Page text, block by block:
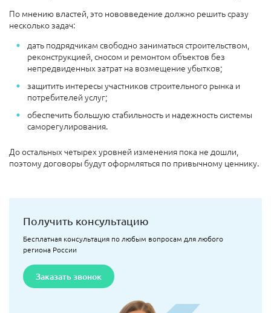
По мнению властей, это нововведение должно решить сразу
несколько задач:
дать подрядчикам свободно заниматься строительством,
реконструкцией, сносом и ремонтом объектов без
непредвиденных затрат на возмещение убытков;
защитить интересы участников строительного рынка и
потребителей услуг;
обеспечить большую стабильность и надежность системы
саморегулирования.
До остальных четырех уровней изменения пока не дошли,
поэтому договоры будут оформляться по привычному ценнику.
Получить консультацию
Бесплатная консультация по любым вопросам для любого
региона России
Заказать звонок